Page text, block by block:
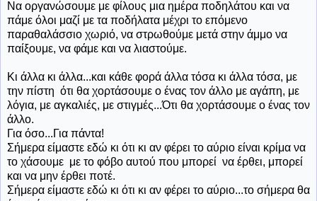
Να οργανώσουμε με φίλους μια ημέρα ποδηλάτου και να
πάμε όλοι μαζί με τα ποδήλατα μέχρι το επόμενο
παραθαλάσσιο χωριό, να στρωθούμε μετά στην άμμο να
παίξουμε, να φάμε και να λιαστούμε.
Κι άλλα κι άλλα...και κάθε φορά άλλα τόσα κι άλλα τόσα, με
την πίστη ότι θα χορτάσουμε ο ένας τον άλλο με αγάπη, με
λόγια, με αγκαλιές, με στιγμές...Ότι θα χορτάσουμε ο ένας τον
άλλο.
Για όσο...Για πάντα!
Σήμερα είμαστε εδώ κι ότι κι αν φέρει το αύριο είναι κρίμα να
το χάσουμε με το φόβο αυτού που μπορεί να έρθει, μπορεί
και να μην έρθει ποτέ.
Σήμερα είμαστε εδώ κι ότι κι αν φέρει το αύριο...το σήμερα θα